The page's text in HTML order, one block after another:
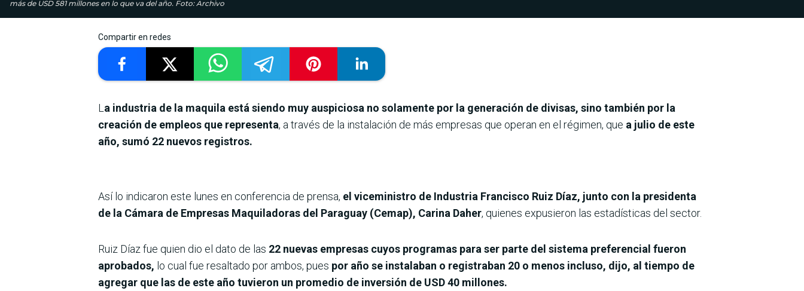
más de USD 581 millones en lo que va del año. Foto: Archivo
Compartir en redes
L a industria de la maquila está siendo muy auspiciosa no solamente por la generación de divisas, sino también por la
creación de empleos que representa, a través de la instalación de más empresas que operan en el régimen, que a julio de este
año, sumó 22 nuevos registros.
Así lo indicaron este lunes en conferencia de prensa, el viceministro de Industria Francisco Ruiz Díaz, junto con la presidenta
de la Cámara de Empresas Maquiladoras del Paraguay (Cemap), Carina Daher, quienes expusieron las estadísticas del sector.
Ruiz Díaz fue quien dio el dato de las 22 nuevas empresas cuyos programas para ser parte del sistema preferencial fueron
aprobados, lo cual fue resaltado por ambos, pues por año se instalaban o registraban 20 o menos incluso, dijo, al tiempo de
agregar que las de este año tuvieron un promedio de inversión de USD 40 millones.